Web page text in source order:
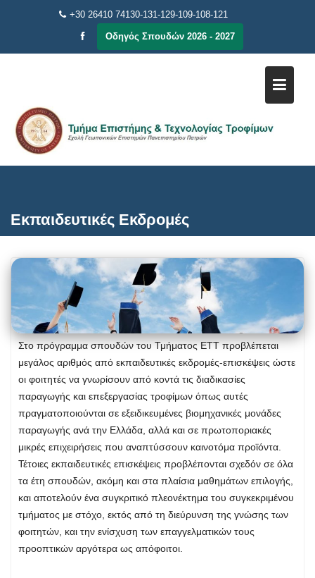
+30 26410 74130-131-129-109-108-121
Οδηγός Σπουδών 2026 - 2027
Εκπαιδευτικές Εκδρομές
Στο πρόγραμμα σπουδών του Τμήματος ΕΤΤ προβλέπεται
μεγάλος αριθμός από εκπαιδευτικές εκδρομές-επισκέψεις ώστε
οι φοιτητές να γνωρίσουν από κοντά τις διαδικασίες
παραγωγής και επεξεργασίας τροφίμων όπως αυτές
πραγματοποιούνται σε εξειδικευμένες βιομηχανικές μονάδες
παραγωγής ανά την Ελλάδα, αλλά και σε πρωτοποριακές
μικρές επιχειρήσεις που αναπτύσσουν καινοτόμα προϊόντα.
Τέτοιες εκπαιδευτικές επισκέψεις προβλέπονται σχεδόν σε όλα
τα έτη σπουδών, ακόμη και στα πλαίσια μαθημάτων επιλογής,
και αποτελούν ένα συγκριτικό πλεονέκτημα του συγκεκριμένου
τμήματος με στόχο, εκτός από τη διεύρυνση της γνώσης των
φοιτητών, και την ενίσχυση των επαγγελματικών τους
προοπτικών αργότερα ως απόφοιτοι.